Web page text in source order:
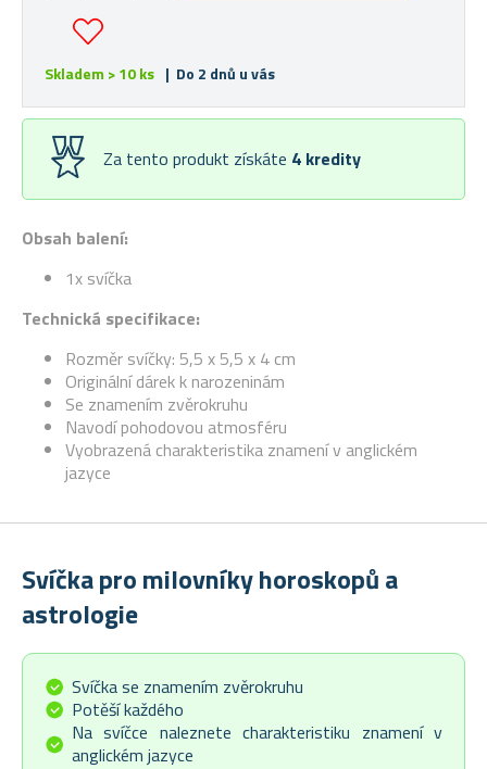
Obsah balení:
1x svíčka
Technická specifikace:
Rozměr svíčky: 5,5 x 5,5 x 4 cm
Originální dárek k narozeninám
Se znamením zvěrokruhu
Navodí pohodovou atmosféru
Vyobrazená charakteristika znamení v anglickém
jazyce
Skladem > 10 ks | Do 2 dnů u vás
Za tento produkt získáte 4 kredity
Svíčka pro milovníky horoskopů a
astrologie
Svíčka se znamením zvěrokruhu
Potěší každého
Na svíčce naleznete charakteristiku znamení v
anglickém jazyce